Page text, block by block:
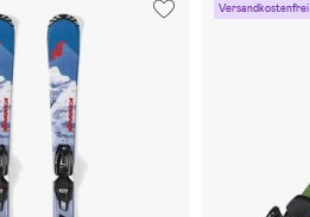
Versandkostenfrei